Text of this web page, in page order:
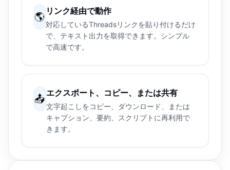
🌎リンク経由で動作
対応しているThreadsリンクを貼り付けるだけ
で、テキスト出力を取得できます。シンプル
で高速です。
📤エクスポート、コピー、または共有
文字起こしをコピー、ダウンロード、または
キャプション、要約、スクリプトに再利用で
きます。